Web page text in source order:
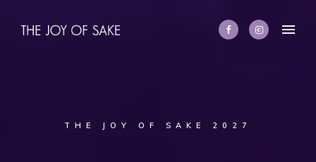
THE JOY OF SAKE 2027